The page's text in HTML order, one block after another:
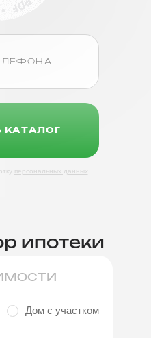
КАТАЛОГ
персональных данных
ипотеки
Дом с участком